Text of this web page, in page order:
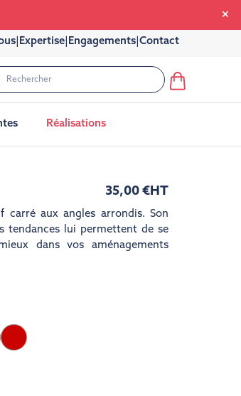
| Expertise| Engagements| Contact
Réalisations
35,00 €HT
aux angles arrondis. Son
tendances lui permettent de se
dans vos aménagements
Terre
battue
Rouge